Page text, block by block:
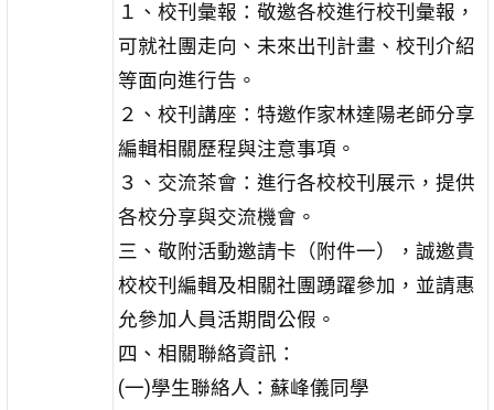
１、校刊彙報：敬邀各校進行校刊彙報，
可就社團走向、未來出刊計畫、校刊介紹
等面向進行告。
２、校刊講座：特邀作家林達陽老師分享
編輯相關歷程與注意事項。
３、交流茶會：進行各校校刊展示，提供
各校分享與交流機會。
三、敬附活動邀請卡（附件一），誠邀貴
校校刊編輯及相關社團踴躍參加，並請惠
允參加人員活期間公假。
四、相關聯絡資訊：
(一)學生聯絡人：蘇峰儀同學